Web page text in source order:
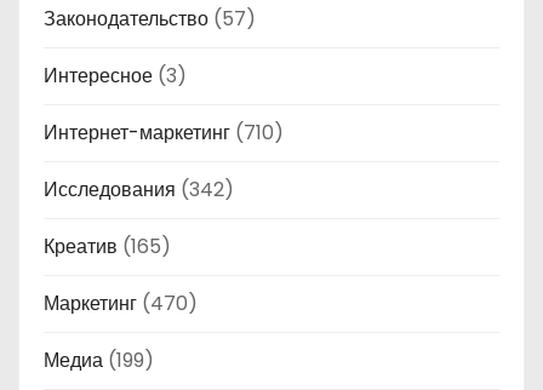
Законодательство (57)
Интересное (3)
Интернет-маркетинг (710)
Исследования (342)
Креатив (165)
Маркетинг (470)
Медиа (199)